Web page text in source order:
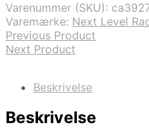
19.999,00 kr..
Varenummer (SKU):
Varemærke: Next Level
Previous Product
Next Product
Beskrivelse
Beskrivelse